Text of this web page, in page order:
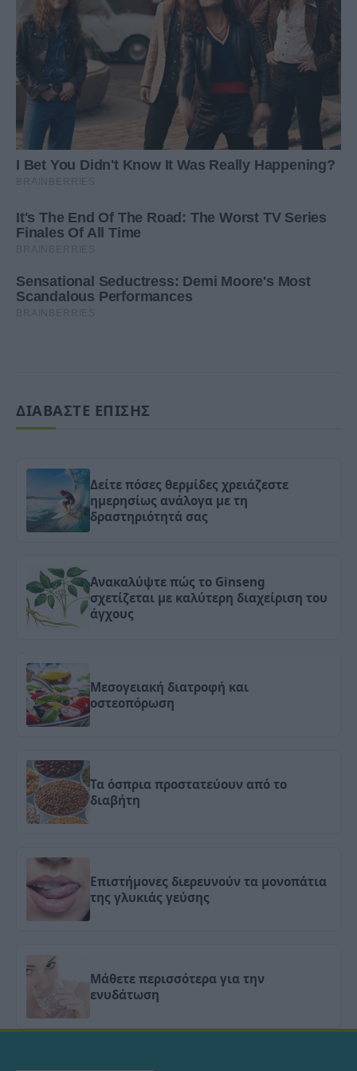
ΔΙΑΒΑΣΤΕ ΕΠΙΣΗΣ
Δείτε πόσες θερμίδες χρειάζεστε
ημερησίως ανάλογα με τη
δραστηριότητά σας
Ανακαλύψτε πώς το Ginseng
σχετίζεται με καλύτερη διαχείριση του
άγχους
Μεσογειακή διατροφή και
οστεοπόρωση
Τα όσπρια προστατεύουν από το
διαβήτη
Επιστήμονες διερευνούν τα μονοπάτια
της γλυκιάς γεύσης
Μάθετε περισσότερα για την
ενυδάτωση